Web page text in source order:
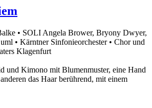
• SOLI Angela Brower, Bryony Dwyer,
• Kärntner Sinfonieorchester • Chor und
Klagenfurt